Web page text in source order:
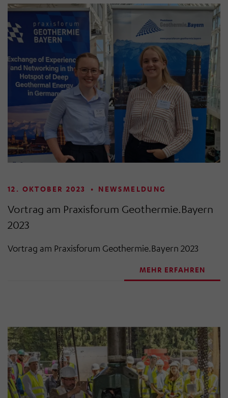
12. OKTOBER 2023 • NEWSMELDUNG
Vortrag am Praxisforum Geothermie.Bayern
2023
Vortrag am Praxisforum Geothermie.Bayern 2023
MEHR ERFAHREN